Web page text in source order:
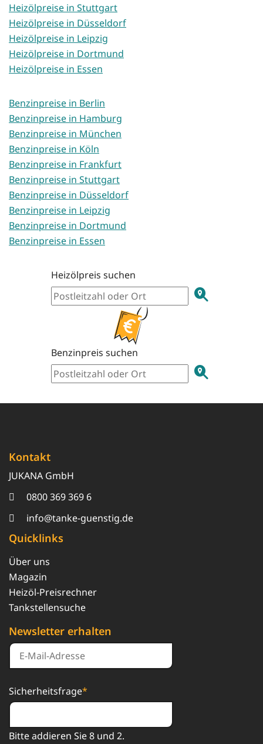
Heizölpreise in Stuttgart
Heizölpreise in Düsseldorf
Heizölpreise in Leipzig
Heizölpreise in Dortmund
Heizölpreise in Essen
Benzinpreise in Berlin
Benzinpreise in Hamburg
Benzinpreise in München
Benzinpreise in Köln
Benzinpreise in Frankfurt
Benzinpreise in Stuttgart
Benzinpreise in Düsseldorf
Benzinpreise in Leipzig
Benzinpreise in Dortmund
Benzinpreise in Essen
Heizölpreis suchen
Benzinpreis suchen
Kontakt
JUKANA GmbH
0800 369 369 6
info@tanke-guenstig.de
Quicklinks
Über uns
Magazin
Heizöl-Preisrechner
Tankstellensuche
Newsletter erhalten
Sicherheitsfrage*
Bitte addieren Sie 8 und 2.